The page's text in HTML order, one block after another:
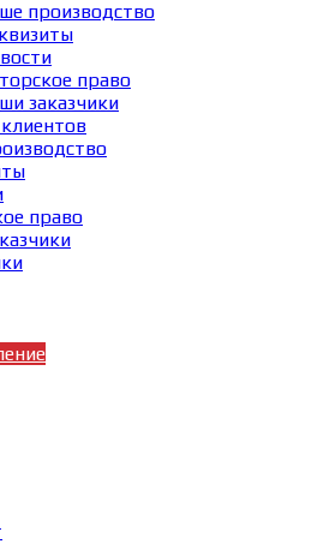
производство
право
заказчики
право